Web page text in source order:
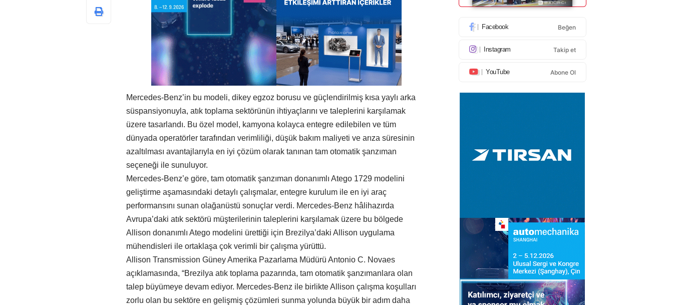
Mercedes-Benz’in bu modeli, dikey egzoz borusu ve güçlendirilmiş kısa yaylı arka
süspansiyonuyla, atık toplama sektörünün ihtiyaçlarını ve taleplerini karşılamak
üzere tasarlandı. Bu özel model, kamyona kolayca entegre edilebilen ve tüm
dünyada operatörler tarafından verimliliği, düşük bakım maliyeti ve arıza süresinin
azaltılması avantajlarıyla en iyi çözüm olarak tanınan tam otomatik şanzıman
seçeneği ile sunuluyor.
Mercedes-Benz’e göre, tam otomatik şanzıman donanımlı Atego 1729 modelini
geliştirme aşamasındaki detaylı çalışmalar, entegre kurulum ile en iyi araç
performansını sunan olağanüstü sonuçlar verdi. Mercedes-Benz hâlihazırda
Avrupa’daki atık sektörü müşterilerinin taleplerini karşılamak üzere bu bölgede
Allison donanımlı Atego modelini ürettiği için Brezilya’daki Allison uygulama
mühendisleri ile ortaklaşa çok verimli bir çalışma yürüttü.
Allison Transmission Güney Amerika Pazarlama Müdürü Antonio C. Novaes
açıklamasında, “Brezilya atık toplama pazarında, tam otomatik şanzımanlara olan
talep büyümeye devam ediyor. Mercedes-Benz ile birlikte Allison çalışma koşulları
zorlu olan bu sektöre en gelişmiş çözümleri sunma yolunda büyük bir adım daha
Facebook Beğen
Instagram Takip et
YouTube Abone Ol